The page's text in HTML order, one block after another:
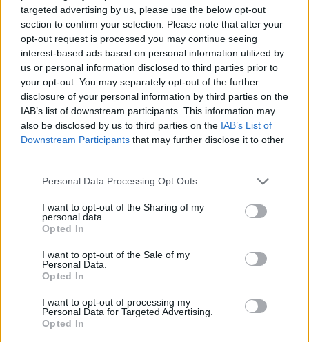
targeted advertising by us, please use the below opt-out
section to confirm your selection. Please note that after your
opt-out request is processed you may continue seeing
interest-based ads based on personal information utilized by
us or personal information disclosed to third parties prior to
your opt-out. You may separately opt-out of the further
disclosure of your personal information by third parties on the
IAB’s list of downstream participants. This information may
also be disclosed by us to third parties on the IAB’s List of
Downstream Participants that may further disclose it to other
Personal Data Processing Opt Outs
I want to opt-out of the Sharing of my
personal data.
Opted In
I want to opt-out of the Sale of my
Personal Data.
Opted In
I want to opt-out of processing my
Personal Data for Targeted Advertising.
Opted In
Szent Genovéva, a túlélő Franciaország
jelképe
Minka 12. rész
T. szereti a fiatal lányokat 14. rész